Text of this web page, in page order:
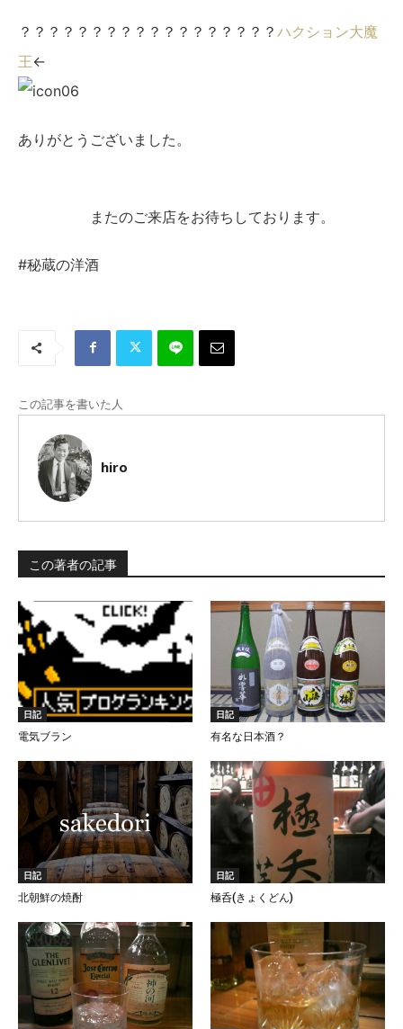
？？？？？？？？？？？？？？？？？？ ハクション大魔
王←
ありがとうございました。
またのご来店をお待ちしております。
#秘蔵の洋酒
この記事を書いた人
hiro
この著者の記事
日記
電気ブラン
日記
有名な日本酒？
日記
北朝鮮の焼酎
日記
極呑(きょくどん)